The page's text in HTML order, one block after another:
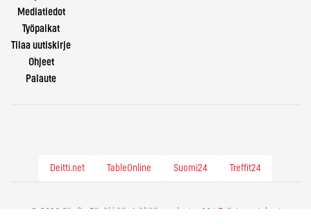
Mediatiedot
Työpaikat
Tilaa uutiskirje
Ohjeet
Palaute
Deitti.net TableOnline Suomi24 Treffit24